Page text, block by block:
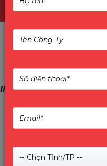
IMOU - Enjoy Smart Life
-- Chọn Tỉnh/TP --